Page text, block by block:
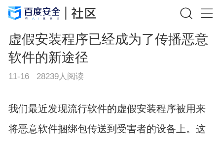
虚假安装程序已经成为了传播恶意
软件的新途径
11-16 28239人阅读
我们最近发现流行软件的虚假安装程序被用来
将恶意软件捆绑包传送到受害者的设备上。这